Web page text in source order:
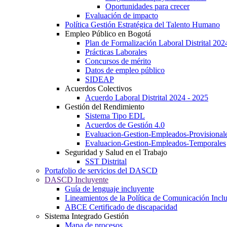
Oportunidades para crecer
Evaluación de impacto
Política Gestión Estratégica del Talento Humano
Empleo Público en Bogotá
Plan de Formalización Laboral Distrital
Prácticas Laborales
Concursos de mérito
Datos de empleo público
SIDEAP
Acuerdos Colectivos
Acuerdo Laboral Distrital 2024 - 2025
Gestión del Rendimiento
Sistema Tipo EDL
Acuerdos de Gestión 4.0
Evaluacion-Gestion-Empleados-
Evaluacion-Gestion-Empleados-Temporales
Seguridad y Salud en el Trabajo
SST Distrital
Portafolio de servicios del DASCD
DASCD Incluyente
Guía de lenguaje incluyente
Lineamientos de la Política de Comunicación
ABCE Certificado de discapacidad
Sistema Integrado Gestión
Mapa de procesos